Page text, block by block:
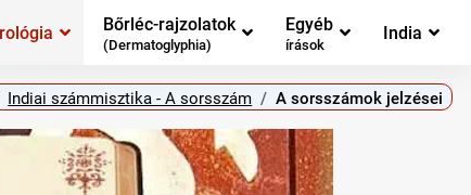
Bőrléc-rajzolatok
(Dermatoglyphia)
Egyéb
írások
India
Indiai számmisztika - A sorsszám A sorsszámok jelzései